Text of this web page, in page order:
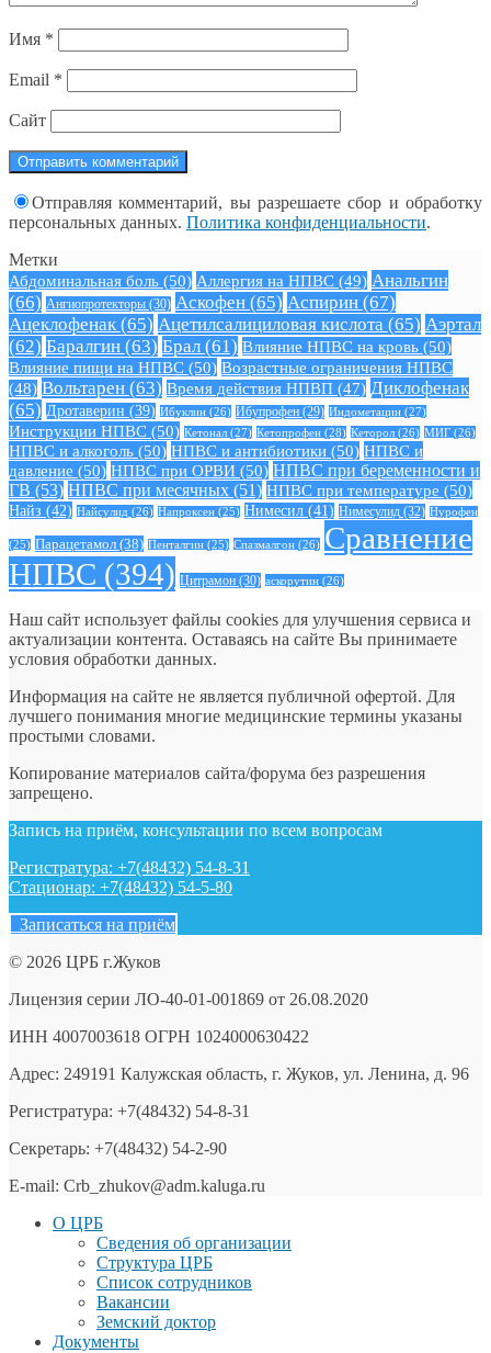
Имя *
Email *
Сайт
Отправляя комментарий, вы разрешаете сбор и обработку
персональных данных. Политика конфиденциальности.
Метки
Абдоминальная боль (50) Аллергия на НПВС (49) Анальгин
(66) Ангиопротекторы (30) Аскофен (65) Аспирин (67)
Ацеклофенак (65) Ацетилсалициловая кислота (65) Аэртал
(62) Баралгин (63) Брал (61) Влияние НПВС на кровь (50)
Влияние пищи на НПВС (50) Возрастные ограничения НПВС
(48) Вольтарен (63) Время действия НПВП (47) Диклофенак
(65) Дротаверин (39) Ибуклин (26) Ибупрофен (29) Индометацин (27)
Инструкции НПВС (50) Кетонал (27) Кетопрофен (28) Кеторол (26) МИГ (26)
НПВС и алкоголь (50) НПВС и антибиотики (50) НПВС и
давление (50) НПВС при ОРВИ (50) НПВС при беременности и
ГВ (53) НПВС при месячных (51) НПВС при температуре (50)
Найз (42) Найсулид (26) Напроксен (25) Нимесил (41) Нимесулид (32) Нурофен
(25) Парацетамол (38) Пенталгин (25) Спазмалгон (26) Сравнение
НПВС (394) Цитрамон (30) аскорутин (26)
Наш сайт использует файлы cookies для улучшения сервиса и
актуализации контента. Оставаясь на сайте Вы принимаете
условия обработки данных.
Информация на сайте не является публичной офертой. Для
лучшего понимания многие медицинские термины указаны
простыми словами.
Копирование материалов сайта/форума без разрешения
запрещено.
Запись на приём, консультации по всем вопросам
Регистратура: +7(48432) 54-8-31
Стационар: +7(48432) 54-5-80
Записаться на приём
© 2026 ЦРБ г.Жуков
Лицензия серии ЛО-40-01-001869 от 26.08.2020
ИНН 4007003618 ОГРН 1024000630422
Адрес: 249191 Калужская область, г. Жуков, ул. Ленина, д. 96
Регистратура: +7(48432) 54-8-31
Секретарь: +7(48432) 54-2-90
E-mail: Crb_zhukov@adm.kaluga.ru
О ЦРБ
Сведения об организации
Структура ЦРБ
Список сотрудников
Вакансии
Земский доктор
Документы